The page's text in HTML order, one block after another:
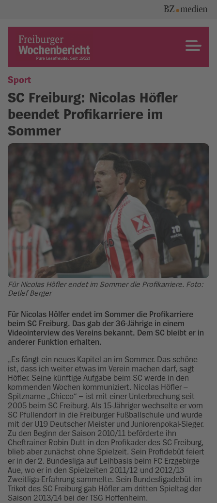
content
Freiburger Wochenbericht
Sport
SC Freiburg: Nicolas Höfler
beendet Profikarriere im
Sommer
Für Nicolas Höfler endet im Sommer die Profikarriere. Foto:
Detlef Berger
Für Nicolas Hölfer endet im Sommer die Profikarriere
beim SC Freiburg. Das gab der 36-Jährige in einem
Videointerview des Vereins bekannt. Dem SC bleibt er in
anderer Funktion erhalten.
„Es fängt ein neues Kapitel an im Sommer. Das schöne
ist, dass ich weiter etwas im Verein machen darf, sagt
Höfler. Seine künftige Aufgabe beim SC werde in den
kommenden Wochen kommuniziert. Nicolas Höfler –
Spitzname „Chicco“ – ist mit einer Unterbrechung seit
2005 beim SC Freiburg. Als 15-Jähriger wechselte er vom
SC Pfullendorf in die Freiburger Fußballschule und wurde
mit der U19 Deutscher Meister und Juniorenpokal-Sieger.
Zu den Beginn der Saison 2010/11 beförderte ihn
Cheftrainer Robin Dutt in den Profikader des SC Freiburg,
blieb aber zunächst ohne Spielzeit. Sein Profidebüt feiert
er in der 2. Bundesliga auf Leihbasis beim FC Erzgebirge
Aue, wo er in den Spielzeiten 2011/12 und 2012/13
Zweitliga-Erfahrung sammelte. Sein Bundesligadebüt im
Trikot des SC Freiburg gab Höfler am dritten Spieltag der
Saison 2013/14 bei der TSG Hoffenheim.